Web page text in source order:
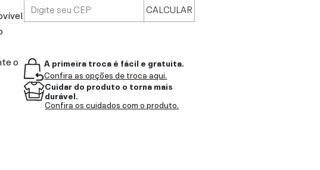
o
CALCULAR
A primeira troca é fácil e gratuita.
Confira as opções de troca aqui.
Cuidar do produto o torna mais
durável.
Confira os cuidados com o produto.